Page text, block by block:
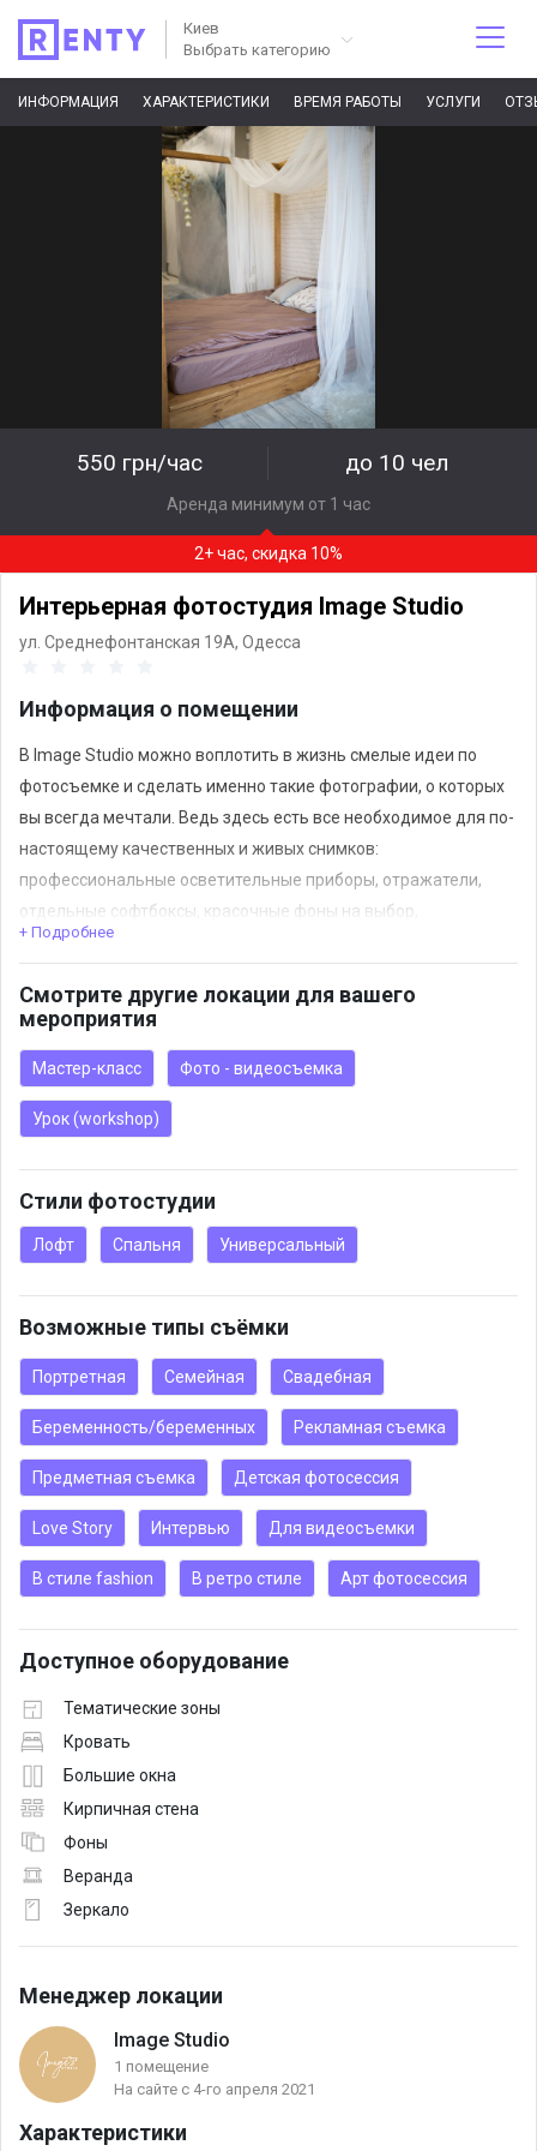
Киев
Выбрать категорию
ИНФОРМАЦИЯ ХАРАКТЕРИСТИКИ ВРЕМЯ РАБОТЫ УСЛУГИ
550 грн/час до 10 чел
Аренда минимум от 1 час
2+ час, скидка 10%
Интерьерная фотостудия Image Studio
ул. Среднефонтанская 19А, Одесса
Информация о помещении
В Image Studio можно воплотить в жизнь смелые идеи по
фотосъемке и сделать именно такие фотографии, о которых
вы всегда мечтали. Ведь здесь есть все необходимое для по-
настоящему качественных и живых снимков:
профессиональные осветительные приборы, отражатели,
отдельные софтбоксы, красочные фоны на выбор,
интерьерная мебель, звуковые колонки и штативы, а также
+ Подробнее
Смотрите другие локации для вашего
мероприятия
Мастер-класс Фото - видеосъемка
Урок (workshop)
Стили фотостудии
Лофт Спальня Универсальный
Возможные типы съёмки
Портретная Семейная Свадебная
Беременность/беременных Рекламная съемка
Предметная съемка Детская фотосессия
Love Story Интервью Для видеосъемки
В стиле fashion В ретро стиле Арт фотосессия
Доступное оборудование
Тематические зоны
Кровать
Большие окна
Кирпичная стена
Фоны
Веранда
Зеркало
Менеджер локации
Image Studio
1 помещение
На сайте с 4-го апреля 2021
Характеристики